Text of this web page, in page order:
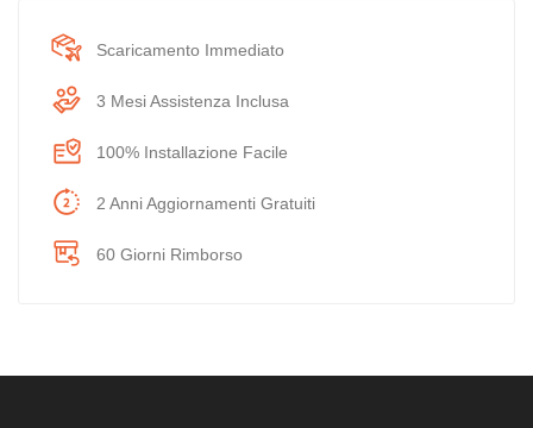
Scaricamento Immediato
3 Mesi Assistenza Inclusa
100% Installazione Facile
2 Anni Aggiornamenti Gratuiti
60 Giorni Rimborso